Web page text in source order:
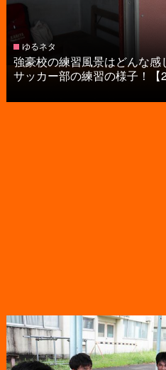
ゆるネタ
強豪校の練習風景はどんな
サッカー部の練習の様子！【